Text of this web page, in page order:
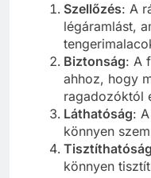
Szellőzés: A
légáramlást,
Biztonság: A
ahhoz, hogy
ragadozóktól
Láthatóság:
könnyen
Tisztíthatóság
könnyen